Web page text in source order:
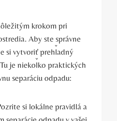
krokom pri
Aby ste správne
si vytvoriť prehľadný
je niekoľko praktických
separáciu odpadu:
si lokálne pravidlá a